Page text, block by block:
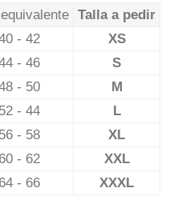
Talla a pedir
- 42
XS
- 46
S
- 50
M
52 - 44
L
56 - 58
XL
60 - 62
XXL
64 - 66 XXXL